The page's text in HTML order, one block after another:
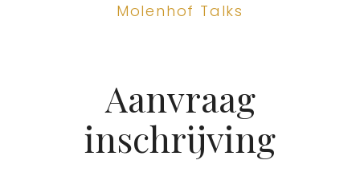
Molenhof Talks
Aanvraag
inschrijving